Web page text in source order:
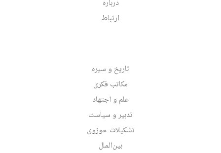
درباره
ارتباط
تاریخ و سیره
مکاتب فکری
علم و اجتهاد
تدبیر و سیاست
تشکیلات حوزوی
بین‌الملل